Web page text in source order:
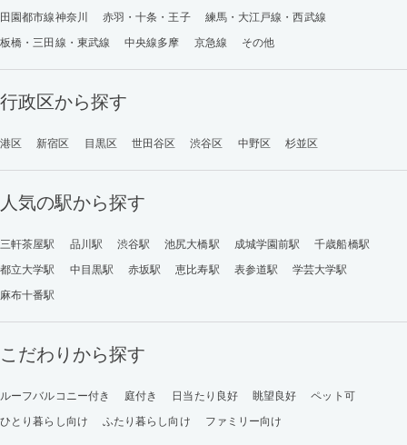
田園都市線神奈川
赤羽・十条・王子
練馬・大江戸線・西武線
板橋・三田線・東武線
中央線多摩 京急線 その他
行政区から探す
港区 新宿区 目黒区 世田谷区 渋谷区 中野区 杉並区
人気の駅から探す
三軒茶屋駅 品川駅 渋谷駅 池尻大橋駅 成城学園前駅
千歳船橋駅
都立大学駅
中目黒駅 赤坂駅 恵比寿駅 表参道駅
学芸大学駅
麻布十番駅
こだわりから探す
ルーフバルコニー付き 庭付き 日当たり良好 眺望良好
ペット可
ひとり暮らし向け
ふたり暮らし向け ファミリー向け